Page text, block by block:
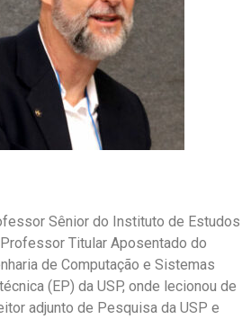
Sênior do Instituto de Estudos
Titular Aposentado do
de Computação e Sistemas
(EP) da USP, onde lecionou de
adjunto de Pesquisa da USP e